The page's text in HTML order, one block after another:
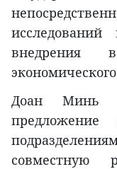
внедрения
Доан Минь
совместную